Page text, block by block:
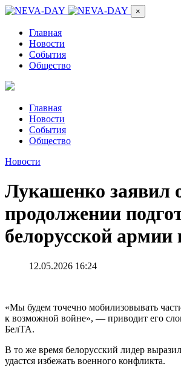
×
Главная
Новости
События
Общество
Главная
Новости
События
Общество
Новости
Лукашенко заявил
продолжении
белорусской армии
12.05.2026 16:24
«Мы будем точечно мобилизовывать
к возможной войне», — приводит его
БелТА.
В то же время белорусский лидер
удастся избежать военного конфликта.